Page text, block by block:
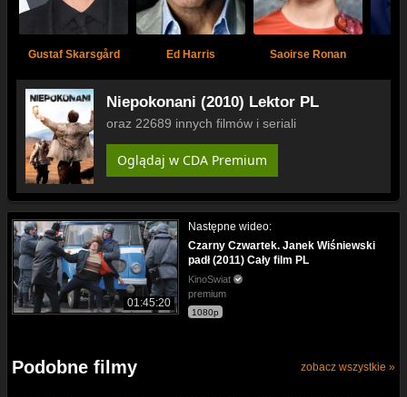
Gustaf Skarsgård Ed Harris Saoirse Ronan
Niepokonani (2010) Lektor PL
oraz 22689 innych filmów i seriali
Oglądaj w CDA Premium
01:45:20
Następne wideo:
Czarny Czwartek. Janek Wiśniewski
padł (2011) Cały film PL
KinoSwiat
premium
1080p
Podobne filmy zobacz wszystkie »